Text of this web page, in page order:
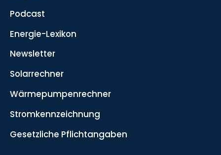
Podcast
Energie-Lexikon
Newsletter
Solarrechner
Wärmepumpenrechner
Stromkennzeichnung
Gesetzliche Pflichtangaben